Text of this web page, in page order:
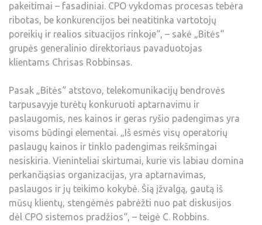
pakeitimai – fasadiniai. CPO vykdomas procesas tebėra
ribotas, be konkurencijos bei neatitinka vartotojų
poreikių ir realios situacijos rinkoje“, – sakė „Bitės“
grupės generalinio direktoriaus pavaduotojas
klientams Chrisas Robbinsas.
Pasak „Bitės“ atstovo, telekomunikacijų bendrovės
tarpusavyje turėtų konkuruoti aptarnavimu ir
paslaugomis, nes kainos ir geras ryšio padengimas yra
visoms būdingi elementai. „Iš esmės visų operatorių
paslaugų kainos ir tinklo padengimas reikšmingai
nesiskiria. Vieninteliai skirtumai, kurie vis labiau domina
perkančiąsias organizacijas, yra aptarnavimas,
paslaugos ir jų teikimo kokybė. Šią įžvalgą, gautą iš
mūsų klientų, stengėmės pabrėžti nuo pat diskusijos
dėl CPO sistemos pradžios“, – teigė C. Robbins.